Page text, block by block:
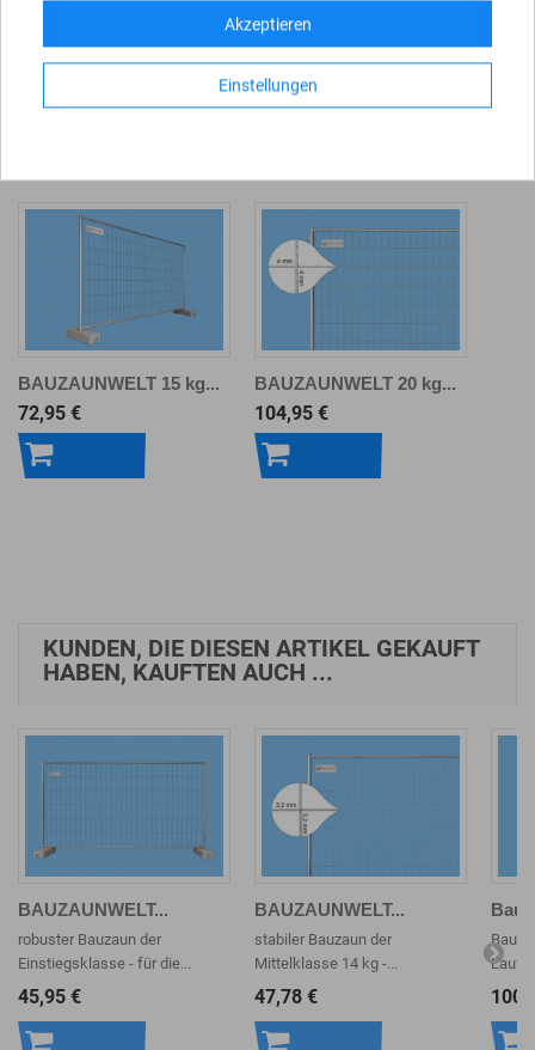
BAUZAUNWELT 15 kg...
72,95 €
BAUZAUNWELT 20 kg...
104,95 €
KUNDEN, DIE DIESEN ARTIKEL GEKAUFT
HABEN, KAUFTEN AUCH ...
BAUZAUNWELT...
robuster Bauzaun der
Einstiegsklasse - für die...
45,95 €
BAUZAUNWELT...
stabiler Bauzaun der
Mittelklasse 14 kg -...
47,78 €
Akzeptieren
Einstellungen